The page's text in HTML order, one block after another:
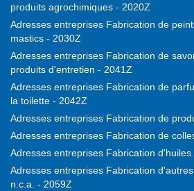
produits agrochimiques - 2020Z
Adresses entreprises Fabrication de
mastics - 2030Z
Adresses entreprises Fabrication de
produits d'entretien - 2041Z
Adresses entreprises Fabrication de
la toilette - 2042Z
Adresses entreprises Fabrication de
Adresses entreprises Fabrication de
Adresses entreprises Fabrication
Adresses entreprises Fabrication
n.c.a. - 2059Z